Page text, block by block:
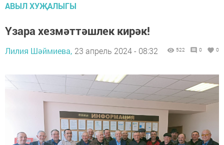
АВЫЛ ХУҖАЛЫГЫ
Үзара хезмәттәшлек кирәк!
Лилия Шәймиева, 23 апрель 2024 - 08:32 522 0 0